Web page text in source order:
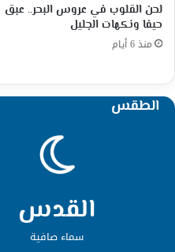
لحن القلوب في عروس البحر.. عبق
حيفا ونكهات الجليل
منذ 6 أيام
الطقس
القدس
سماء صافية